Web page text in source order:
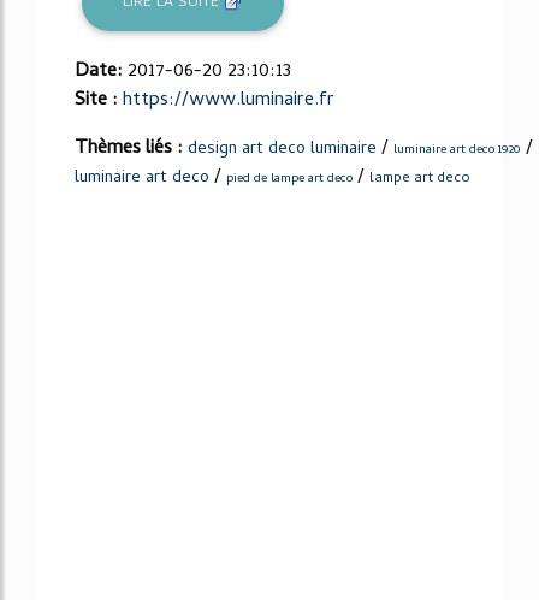
Date: 2017-06-20 23:10:13
Site :https://www.luminaire.fr
Thèmes liés : design art deco luminaire / luminaire art deco 1920 /
luminaire art deco / pied de lampe art deco / lampe art deco